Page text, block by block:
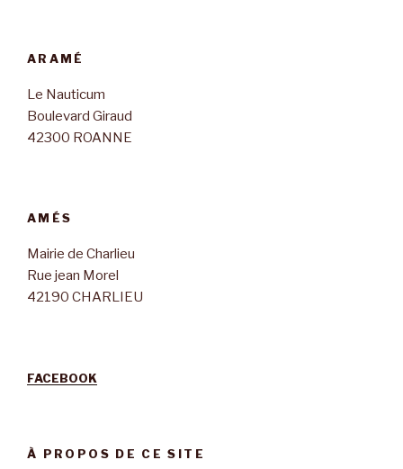
ARAMÉ
Le Nauticum
Boulevard Giraud
42300 ROANNE
AMÉS
Mairie de Charlieu
Rue jean Morel
42190 CHARLIEU
FACEBOOK
À PROPOS DE CE SITE